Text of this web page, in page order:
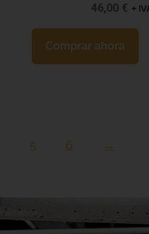
46,00 € +
Comprar ahora
5 6 →